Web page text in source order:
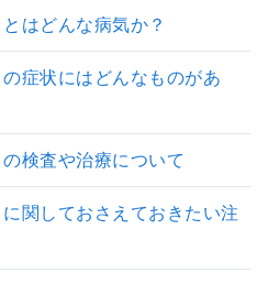
はどんな病気か？
症状にはどんなものがあ
検査や治療について
関しておさえておきたい注